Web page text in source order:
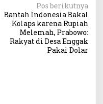
Pos berikutnya
Bantah Indonesia Bakal
Kolaps karena Rupiah
Melemah, Prabowo:
Rakyat di Desa Enggak
Pakai Dolar